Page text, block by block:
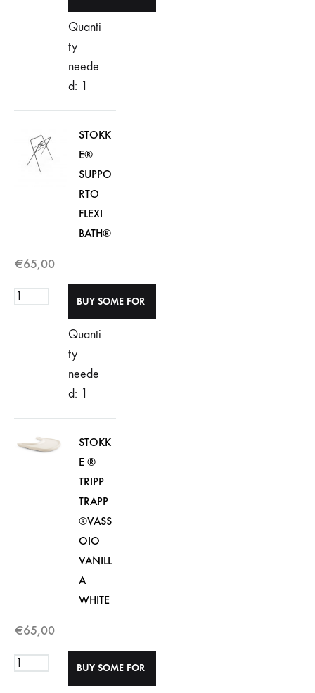
Quanti
ty
neede
d: 1
STOKK
E®
SUPPO
RTO
FLEXI
BATH®
€65,00
Quanti
ty
neede
d: 1
STOKK
E ®
TRIPP
TRAPP
®VASS
OIO
VANILL
A
WHITE
€65,00